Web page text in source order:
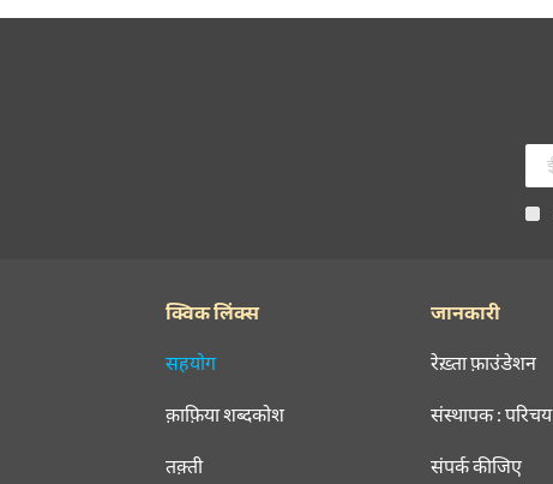
क्विक लिंक्स
सहयोग
क़ाफ़िया शब्दकोश
तक़्ती
जानकारी
रेख़्ता फ़ाउंडेशन
संस्थापक : परिचय
संपर्क कीजिए